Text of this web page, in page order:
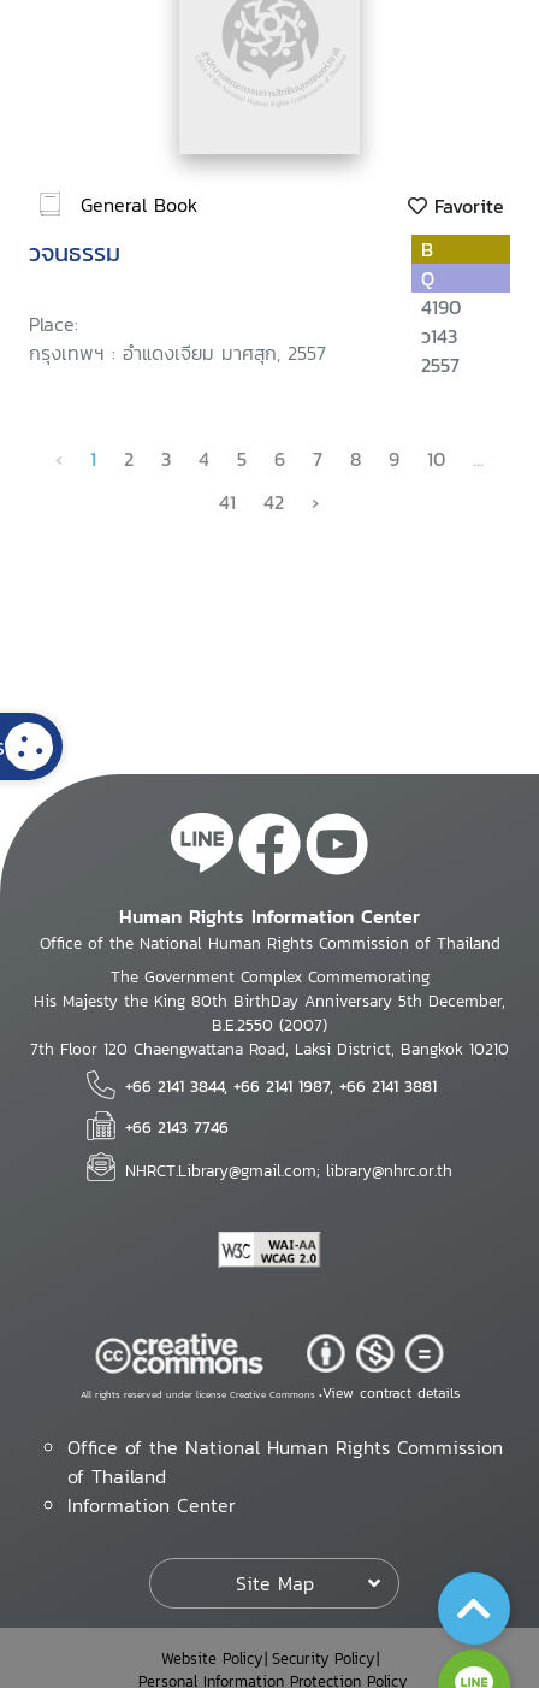
General Book Favorite
วจนธรรม
Place:
กรุงเทพฯ : อำแดงเจียม มาศสุก, 2557
B
Q
4190
ว143
2557
‹ 1 2 3 4 5 6 7 8 9 10
...
41
42 ›
Human Rights Information Center
Office of the National Human Rights Commission of Thailand
The Government Complex Commemorating
His Majesty the King 80th BirthDay Anniversary 5th December,
B.E.2550 (2007)
7th Floor 120 Chaengwattana Road, Laksi District, Bangkok 10210
+66 2141 3844, +66 2141 1987, +66 2141 3881
+66 2143 7746
NHRCT.Library@gmail.com; library@nhrc.or.th
All rights reserved under license Creative Commons •View contract details
Office of the National Human Rights Commission
of Thailand
Information Center
Site Map
Website Policy Security Policy
Personal Information Protection Policy